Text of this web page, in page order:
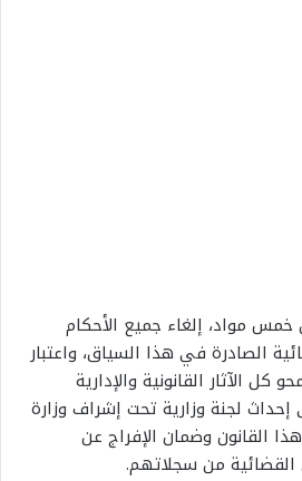
مواد، إلغاء جميع الأحكام
الصادرة في هذا السياق، واعتبار
كل الآثار القانونية والإدارية
إحداث لجنة وزارية تحت إشراف وزارة
القانون وضمان الإفراج عن
من سجلاتهم.